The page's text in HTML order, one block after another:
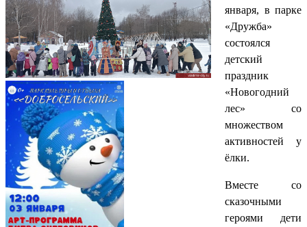
января, в парке
«Дружба»
состоялся
детский
праздник
«Новогодний
лес» со
множеством
активностей у
ёлки.
Вместе со
сказочными
героями дети